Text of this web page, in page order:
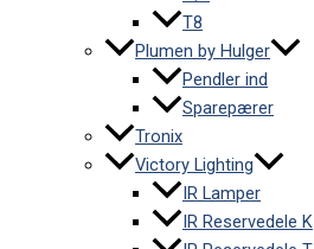
T8
Plumen by Hulger
Pendler ind
Sparepærer
Tronix
Victory Lighting
IR Lamper
IR Reservedele K